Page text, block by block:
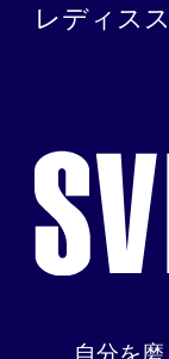
レディス
自分を